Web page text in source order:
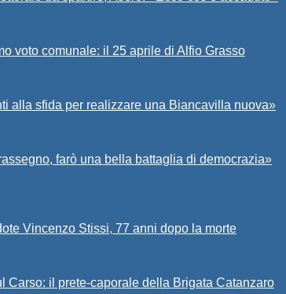
voto comunale: il 25 aprile di Alfio Grasso
alla sfida per realizzare una Biancavilla nuova»
farò una bella battaglia di democrazia»
Vincenzo Stissi, 77 anni dopo la morte
Carso: il prete-caporale della Brigata Catanzaro